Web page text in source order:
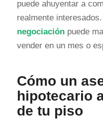
puede ahuyentar a
realmente
negociaciónpuede
vender en un mes o
Cómo un
hipotecario
de tu piso